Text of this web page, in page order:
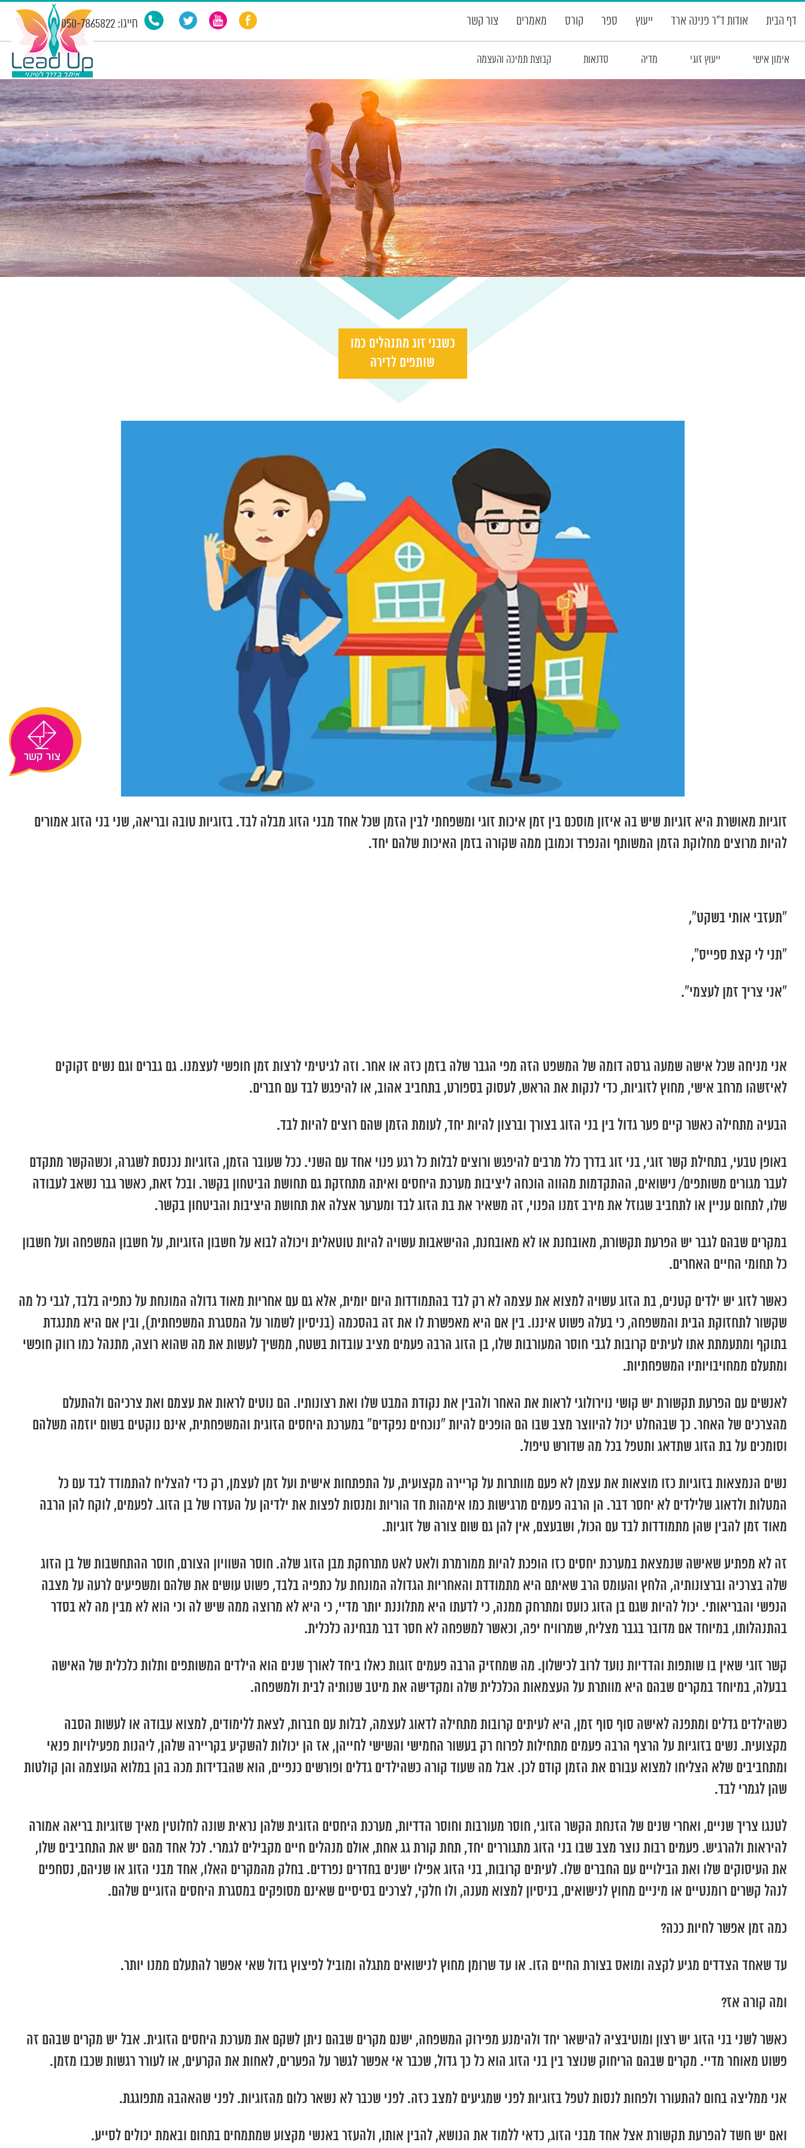
דף הבית אודות ד”ר פנינה ארד ייעוץ ספר קורס מאמרים צור קשר חייגו: 050-7865822
אימון אישי ייעוץ זוגי מדיה סדנאות קבוצת תמיכה והעצמה
כשבני זוג מתנהלים כמו
שותפים לדירה
זוגיות מאושרת היא זוגיות שיש בה איזון מוסכם בין זמן איכות זוגי ומשפחתי לבין הזמן שכל אחד מבני הזוג מבלה לבד. בזוגיות טובה ובריאה, שני בני הזוג אמורים
להיות מרוצים מחלוקת הזמן המשותף והנפרד וכמובן ממה שקורה בזמן האיכות שלהם יחד.
“תעזבי אותי בשקט”,
“תני לי קצת ספייס”,
“אני צריך זמן לעצמי”.
אני מניחה שכל אישה שמעה גרסה דומה של המשפט הזה מפי הגבר שלה בזמן כזה או אחר. וזה לגיטימי לרצות זמן חופשי לעצמנו. גם גברים וגם נשים זקוקים
לאיזשהו מרחב אישי, מחוץ לזוגיות, כדי לנקות את הראש, לעסוק בספורט, בתחביב אהוב, או להיפגש לבד עם חברים.
הבעיה מתחילה כאשר קיים פער גדול בין בני הזוג בצורך וברצון להיות יחד, לעומת הזמן שהם רוצים להיות לבד.
באופן טבעי, בתחילת קשר זוגי, בני זוג בדרך כלל מרבים להיפגש ורוצים לבלות כל רגע פנוי אחד עם השני. ככל שעובר הזמן, הזוגיות נכנסת לשגרה, וכשהקשר מתקדם
לעבר מגורים משותפים/ נישואים, ההתקדמות מהווה הוכחה ליציבות מערכת היחסים ואיתה מתחזקת גם תחושת הביטחון בקשר. ובכל זאת, כאשר גבר נשאב לעבודה
שלו, לתחום עניין או לתחביב שגוזל את מירב זמנו הפנוי, זה משאיר את בת הזוג לבד ומערער אצלה את תחושת היציבות והביטחון בקשר.
במקרים שבהם לגבר יש הפרעת תקשורת, מאובחנת או לא מאובחנת, ההישאבות עשויה להיות טוטאלית ויכולה לבוא על חשבון הזוגיות, על חשבון המשפחה ועל חשבון
כל תחומי החיים האחרים.
כאשר לזוג יש ילדים קטנים, בת הזוג עשויה למצוא את עצמה לא רק לבד בהתמודדות היום יומית, אלא גם עם אחריות מאוד גדולה המונחת על כתפיה בלבד, לגבי כל מה
שקשור לתחזוקת הבית והמשפחה, כי בעלה פשוט איננו. בין אם היא מאפשרת לו את זה בהסכמה (בניסיון לשמור על המסגרת המשפחתית), ובין אם היא מתנגדת
בתוקף ומתעמתת אתו לעיתים קרובות לגבי חוסר המעורבות שלו, בן הזוג הרבה פעמים מציב עובדות בשטח, ממשיך לעשות את מה שהוא רוצה, מתנהל כמו רווק חופשי
ומתעלם ממחויבויותיו המשפחתיות.
לאנשים עם הפרעת תקשורת יש קושי נוירולוגי לראות את האחר ולהבין את נקודת המבט שלו ואת רצונותיו. הם נוטים לראות את עצמם ואת צרכיהם ולהתעלם
מהצרכים של האחר. כך שבהחלט יכול להיווצר מצב שבו הם הופכים להיות “נוכחים נפקדים” במערכת היחסים הזוגית והמשפחתית, אינם נוקטים בשום יוזמה משלהם
וסומכים על בת הזוג שתדאג ותטפל בכל מה שדורש טיפול.
נשים הנמצאות בזוגיות כזו מוצאות את עצמן לא פעם מוותרות על קריירה מקצועית, על התפתחות אישית ועל זמן לעצמן, רק כדי להצליח להתמודד לבד עם כל
המטלות ולדאוג שלילדים לא יחסר דבר. הן הרבה פעמים מרגישות כמו אימהות חד הוריות ומנסות לפצות את ילדיהן על העדרו של בן הזוג. לפעמים, לוקח להן הרבה
מאוד זמן להבין שהן מתמודדות לבד עם הכול, ושבעצם, אין להן גם שום צורה של זוגיות.
זה לא מפתיע שאישה שנמצאת במערכת יחסים כזו הופכת להיות ממורמרת ולאט לאט מתרחקת מבן הזוג שלה. חוסר השוויון הצורם, חוסר ההתחשבות של בן הזוג
שלה בצרכיה וברצונותיה, הלחץ והעומס הרב שאיתם היא מתמודדת והאחריות הגדולה המונחת על כתפיה בלבד, פשוט עושים את שלהם ומשפיעים לרעה על מצבה
הנפשי והבריאותי. יכול להיות שגם בן הזוג כועס ומתרחק ממנה, כי לדעתו היא מתלוננת יותר מדיי, כי היא לא מרוצה ממה שיש לה וכי הוא לא מבין מה לא בסדר
בהתנהלותו, במיוחד אם מדובר בגבר מצליח, שמרוויח יפה, וכאשר למשפחה לא חסר דבר מבחינה כלכלית.
קשר זוגי שאין בו שותפות והדדיות נועד לרוב לכישלון. מה שמחזיק הרבה פעמים זוגות כאלו ביחד לאורך שנים הוא הילדים המשותפים ותלות כלכלית של האישה
בבעלה, במיוחד במקרים שבהם היא מוותרת על העצמאות הכלכלית שלה ומקדישה את מיטב שנותיה לבית ולמשפחה.
כשהילדים גדלים ומתפנה לאישה סוף סוף זמן, היא לעיתים קרובות מתחילה לדאוג לעצמה, לבלות עם חברות, לצאת ללימודים, למצוא עבודה או לעשות הסבה
מקצועית. נשים בזוגיות על הרצף הרבה פעמים מתחילות לפרוח רק בעשור החמישי והשישי לחייהן, אז הן יכולות להשקיע בקריירה שלהן, ליהנות מפעילויות פנאי
ומתחביבים שלא הצליחו למצוא עבורם את הזמן קודם לכן. אבל מה שעוד קורה כשהילדים גדלים ופורשים כנפיים, הוא שהבדידות מכה בהן במלוא העוצמה והן קולטות
שהן לגמרי לבד.
לטנגו צריך שניים, ואחרי שנים של הזנחת הקשר הזוגי, חוסר מעורבות וחוסר הדדיות, מערכת היחסים הזוגית שלהן נראית שונה לחלוטין מאיך שזוגיות בריאה אמורה
להיראות ולהרגיש. פעמים רבות נוצר מצב שבו בני הזוג מתגוררים יחד, תחת קורת גג אחת, אולם מנהלים חיים מקבילים לגמרי. לכל אחד מהם יש את התחביבים שלו,
את העיסוקים שלו ואת הבילויים עם החברים שלו. לעיתים קרובות, בני הזוג אפילו ישנים בחדרים נפרדים. בחלק מהמקרים האלו, אחד מבני הזוג או שניהם, נסחפים
לנהל קשרים רומנטיים או מיניים מחוץ לנישואים, בניסיון למצוא מענה, ולו חלקי, לצרכים בסיסיים שאינם מסופקים במסגרת היחסים הזוגיים שלהם.
כמה זמן אפשר לחיות ככה?
עד שאחד הצדדים מגיע לקצה ומואס בצורת החיים הזו. או עד שרומן מחוץ לנישואים מתגלה ומוביל לפיצוץ גדול שאי אפשר להתעלם ממנו יותר.
ומה קורה אז?
כאשר לשני בני הזוג יש רצון ומוטיבציה להישאר יחד ולהימנע מפירוק המשפחה, ישנם מקרים שבהם ניתן לשקם את מערכת היחסים הזוגית. אבל יש מקרים שבהם זה
פשוט מאוחר מדיי. מקרים שבהם הריחוק שנוצר בין בני הזוג הוא כל כך גדול, שכבר אי אפשר לגשר על הפערים, לאחות את הקרעים, או לעורר רגשות שכבו מזמן.
אני ממליצה בחום להתעורר ולפחות לנסות לטפל בזוגיות לפני שמגיעים למצב כזה. לפני שכבר לא נשאר כלום מהזוגיות. לפני שהאהבה מתפוגגת.
ואם יש חשד להפרעת תקשורת אצל אחד מבני הזוג, כדאי ללמוד את הנושא, להבין אותו, ולהעזר באנשי מקצוע שמתמחים בתחום ובאמת יכולים לסייע.